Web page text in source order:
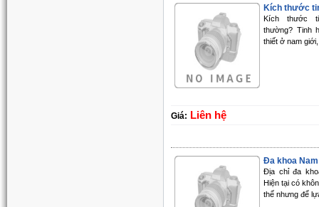
Kích thước
Kích thước
thường? Tinh
thiết ở nam
Giá: Liên hệ
Đa khoa Nam
Địa chỉ đa
Hiện tại có
thế nhưng để